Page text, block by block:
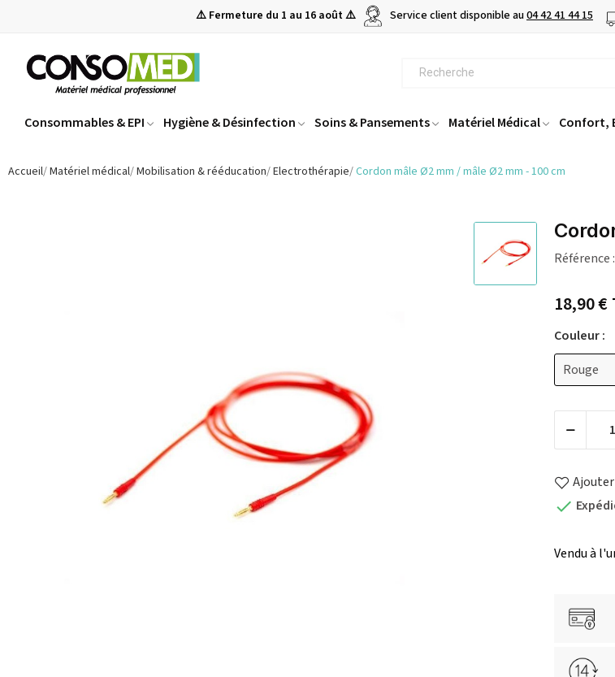
⚠️ Fermeture du 1 au 16 août ⚠️ Service client disponible au04 42 41 44 15
Consommables & EPI Hygiène & Désinfection Soins & Pansements Matériel Médical Confort,
Accueil Matériel médical Mobilisation & rééducation Electrothérapie Cordon mâle Ø2 mm / mâle Ø2 mm - 100 cm
Référence :
18,90 €
Couleur :

Vendu à